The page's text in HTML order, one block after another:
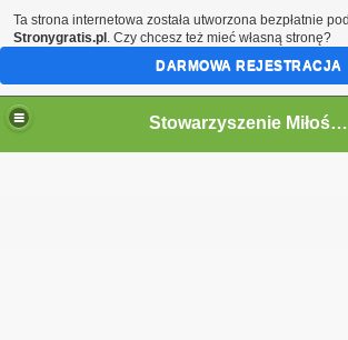
Stowarzyszenie Miłośników Kolei w Jaworzynie Śląskiej.
Ta strona internetowa została utworzona bezpłatnie
Stronygratis.pl . Czy chcesz też mieć własną stronę?
DARMOWA REJESTRACJA